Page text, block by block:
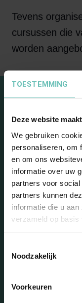
TOESTEMMING
Deze website
We gebruiken
personaliseren, om
en om ons
informatie over uw
partners voor
partners kunnen
informatie die u
verzameld op basis
Noodzakelijk
Voorkeuren
Tevens
cursussen die
worden
Blijf op